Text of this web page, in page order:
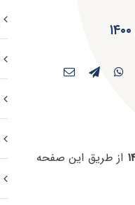
از طریق این صفحه